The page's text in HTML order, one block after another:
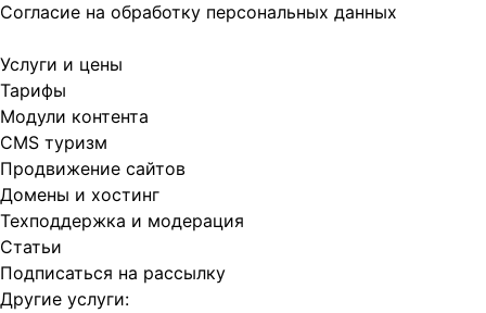
Согласие на обработку персональных данных
Услуги и цены
Тарифы
Модули контента
CMS туризм
Продвижение сайтов
Домены и хостинг
Техподдержка и модерация
Статьи
Подписаться на рассылку
Другие услуги: